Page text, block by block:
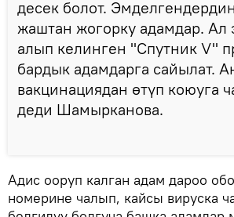
десек болот.
жаштан жогорку адамдар.
алып келинген "Спутник V"
бардык адамдарга сайылат.
вакцинациядан өтүп коюуга
деди Шамырканова.
Адис ооруп калган адам дароо
номерине чалып, кайсы вируска